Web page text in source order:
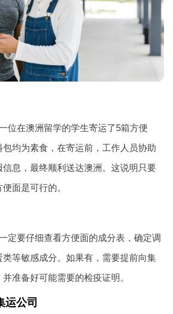
位在澳洲留学的学生寄运了5箱方便
均为素食，在寄运前，工作人员协助
息，最终顺利送达澳洲。这说明只要
面是可行的。
定要仔细查看方便面的成分表，确定调
等敏感成分。如果有，需要提前向集
准备好可能需要的检疫证明。
运公司